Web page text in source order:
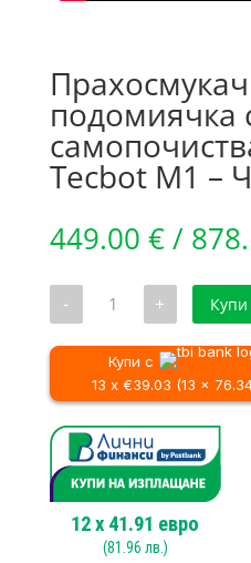
подомиячка
Tecbot M1 –
449.00 €/
- количество
Прахосмукачка
робот
подомиячка
със
моп
Tecbot
M1
-
Черен
+ Купи
Купи с
13 x €39.03 (13 x
12x 41.91 евро
(81.96 лв.)